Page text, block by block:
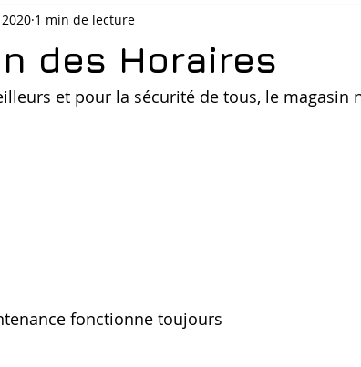
des Horaires
1 min de lecture
et pour la sécurité de tous, le magasin
fonctionne toujours